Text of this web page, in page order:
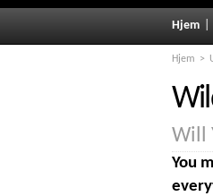
Hjem
Hjem
Will
You